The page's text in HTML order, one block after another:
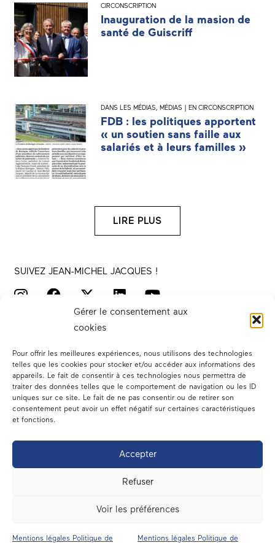
Gérer le consentement aux
cookies
Pour offrir les meilleures expériences, nous utilisons des technologies
telles que les cookies pour stocker et/ou accéder aux informations des
appareils. Le fait de consentir à ces technologies nous permettra de
traiter des données telles que le comportement de navigation ou les ID
uniques sur ce site. Le fait de ne pas consentir ou de retirer son
consentement peut avoir un effet négatif sur certaines caractéristiques
et fonctions.
Accepter
Refuser
Voir les préférences
Mentions légales Politique de Mentions légales Politique de
CIRCONSCRIPTION
Inauguration de la masion de
santé de Guiscriff
DANS LES MÉDIAS, MÉDIAS | EN CIRCONSCRIPTION
FDB : les politiques apportent
« un soutien sans faille aux
salariés et à leurs familles »
LIRE PLUS
SUIVEZ JEAN-MICHEL JACQUES !
Votre député
Dans les médias
En circonscription
A l’assemblée
Contact